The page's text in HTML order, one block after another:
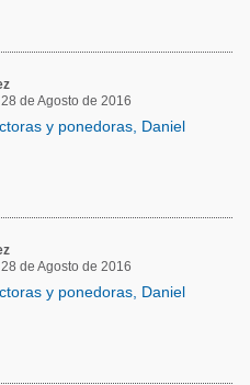
de Agosto de 2016
y ponedoras, Daniel
de Agosto de 2016
y ponedoras, Daniel